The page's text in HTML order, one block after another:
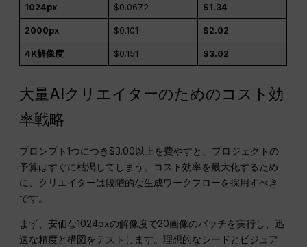
1024px $0.0672 $1.34
2000px $0.101 $2.02
4K解像度 $0.151 $3.02
大量AIクリエイターのためのコスト効
率戦略
プロンプト1つにつき$3.00以上を費やすと、プロジェクトの
予算はすぐに枯渇してしまう。コスト効率を最大化するため
に、クリエイターは段階的な生成ワークフローを採用すべき
です。.
まず、安価な1024pxの解像度で20画像のバッチを実行し、迅
速な精度と構図をテストします。理想的なシードとビジュア